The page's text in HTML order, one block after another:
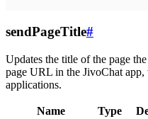
sendPageTitle#
Updates the title of the page
page URL in the JivoChat
applications.
Name Type